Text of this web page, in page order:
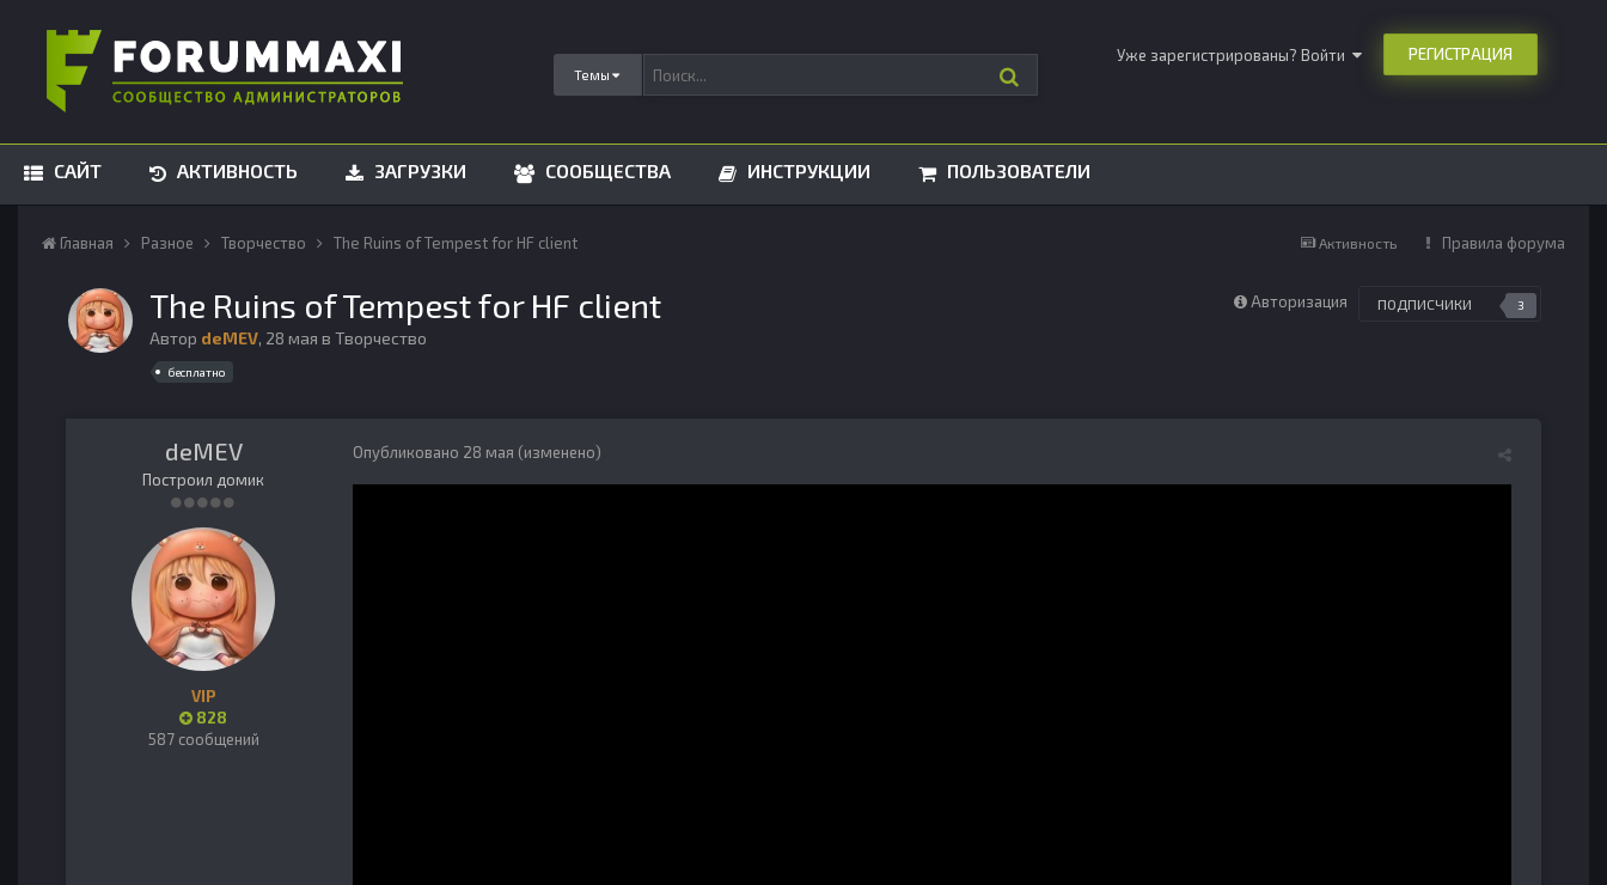
Темы
Уже зарегистрированы? Войти РЕГИСТРАЦИЯ
САЙТ АКТИВНОСТЬ ЗАГРУЗКИ СООБЩЕСТВА ИНСТРУКЦИИ ПОЛЬЗОВАТЕЛИ
Активность Правила форума
Главная Разное Творчество The Ruins of Tempest for HF client
Авторизация ПОДПИСЧИКИ 3
The Ruins of Tempest for HF client
Автор deMEV, 28 мая в Творчество
бесплатно
deMEV
Построил домик
VIP
828
587 сообщений
Опубликовано 28 мая (изменено)